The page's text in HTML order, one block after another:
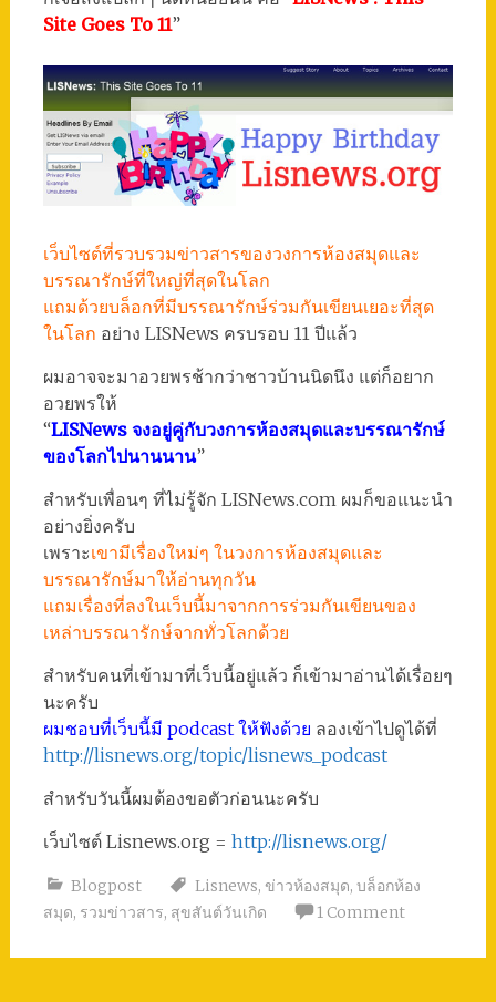
Site Goes To 11”
เว็บไซต์ที่รวบรวมข่าวสารของวงการห้องสมุดและ
บรรณารักษ์ที่ใหญ่ที่สุดในโลก
แถมด้วยบล็อกที่มีบรรณารักษ์ร่วมกันเขียนเยอะที่สุด
ในโลก อย่าง LISNews ครบรอบ 11 ปีแล้ว
ผมอาจจะมาอวยพรช้ากว่าชาวบ้านนิดนึง แต่ก็อยาก
อวยพรให้
“LISNews จงอยู่คู่กับวงการห้องสมุดและบรรณารักษ์
ของโลกไปนานนาน”
สำหรับเพื่อนๆ ที่ไม่รู้จัก LISNews.com ผมก็ขอแนะนำ
อย่างยิ่งครับ
เพราะเขามีเรื่องใหม่ๆ ในวงการห้องสมุดและ
บรรณารักษ์มาให้อ่านทุกวัน
แถมเรื่องที่ลงในเว็บนี้มาจากการร่วมกันเขียนของ
เหล่าบรรณารักษ์จากทั่วโลกด้วย
สำหรับคนที่เข้ามาที่เว็บนี้อยู่แล้ว ก็เข้ามาอ่านได้เรื่อยๆ
นะครับ
ผมชอบที่เว็บนี้มี podcast ให้ฟังด้วย ลองเข้าไปดูได้ที่
http://lisnews.org/topic/lisnews_podcast
สำหรับวันนี้ผมต้องขอตัวก่อนนะครับ
เว็บไซต์ Lisnews.org = http://lisnews.org/
Blogpost Lisnews, ข่าวห้องสมุด, บล็อกห้อง
สมุด, รวมข่าวสาร, สุขสันต์วันเกิด 1 Comment